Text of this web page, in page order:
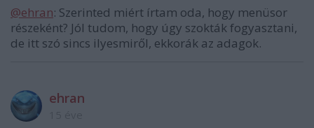
@ehran: Szerinted miért írtam oda, hogy menüsor
részeként? Jól tudom, hogy úgy szokták fogyasztani,
de itt szó sincs ilyesmiről, ekkorák az adagok.
ehran